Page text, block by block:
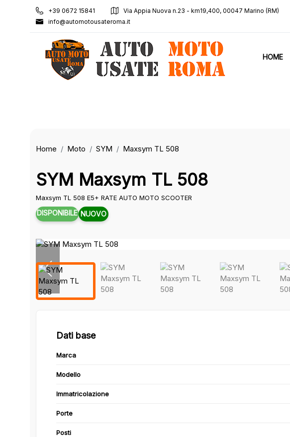
+39 0672 15841
Via Appia Nuova n.23 - km19,400, 00047 Marino (RM)
info@automotousateroma.it
HOME
Home Moto SYM Maxsym TL 508
SYM Maxsym TL 508
Maxsym TL 508 E5+ RATE AUTO MOTO SCOOTER
DISPONIBILE NUOVO
Dati base
Marca
Modello
Immatricolazione
Porte
Posti